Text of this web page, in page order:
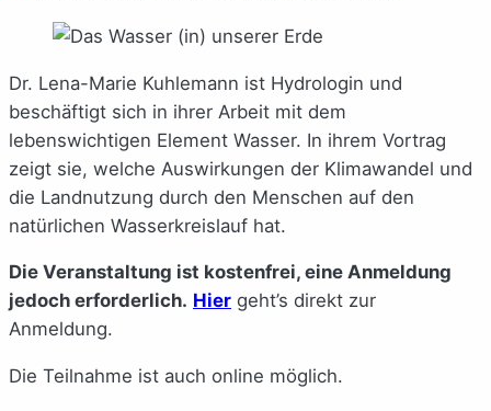
Dr. Lena-Marie Kuhlemann ist Hydrologin und
beschäftigt sich in ihrer Arbeit mit dem
lebenswichtigen Element Wasser. In ihrem Vortrag
zeigt sie, welche Auswirkungen der Klimawandel und
die Landnutzung durch den Menschen auf den
natürlichen Wasserkreislauf hat.
Die Veranstaltung ist kostenfrei, eine Anmeldung
jedoch erforderlich. Hier geht’s direkt zur
Anmeldung.
Die Teilnahme ist auch online möglich.